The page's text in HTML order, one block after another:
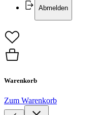
Abmelden
Warenkorb
Zum Warenkorb